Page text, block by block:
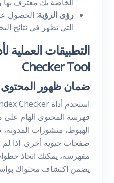
رؤى الرؤية: الحصول
التي تظهر في نتائج
Checker Tool
ضمان ظهور المحتوى
فهرسة المحتوى الهام
الهبوط، منشورات
صفحات حيوية أخرى. إذا لم
مفهرسة، يمكنك اتخاذ
يضمن اكتشاف محتواك